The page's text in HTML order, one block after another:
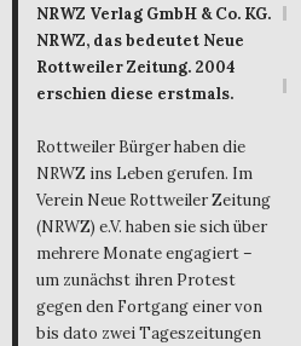
NRWZ Verlag GmbH & Co. KG.
NRWZ, das bedeutet Neue
Rottweiler Zeitung. 2004
erschien diese erstmals.
Rottweiler Bürger haben die
NRWZ ins Leben gerufen. Im
Verein Neue Rottweiler Zeitung
(NRWZ) e.V. haben sie sich über
mehrere Monate engagiert –
um zunächst ihren Protest
gegen den Fortgang einer von
bis dato zwei Tageszeitungen